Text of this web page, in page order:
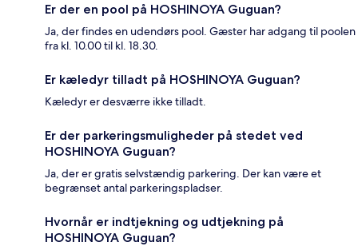
Er der en pool på HOSHINOYA Guguan?
Ja, der findes en udendørs pool. Gæster har adgang til poolen
fra kl. 10.00 til kl. 18.30.
Er kæledyr tilladt på HOSHINOYA Guguan?
Kæledyr er desværre ikke tilladt.
Er der parkeringsmuligheder på stedet ved
HOSHINOYA Guguan?
Ja, der er gratis selvstændig parkering. Der kan være et
begrænset antal parkeringspladser.
Hvornår er indtjekning og udtjekning på
HOSHINOYA Guguan?